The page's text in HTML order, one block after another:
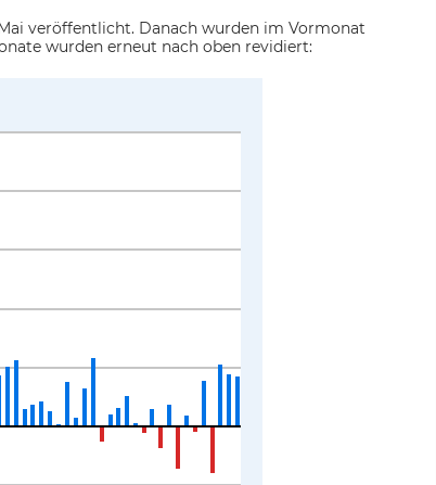
veröffentlicht. Danach wurden im Vormonat
wurden erneut nach oben revidiert: